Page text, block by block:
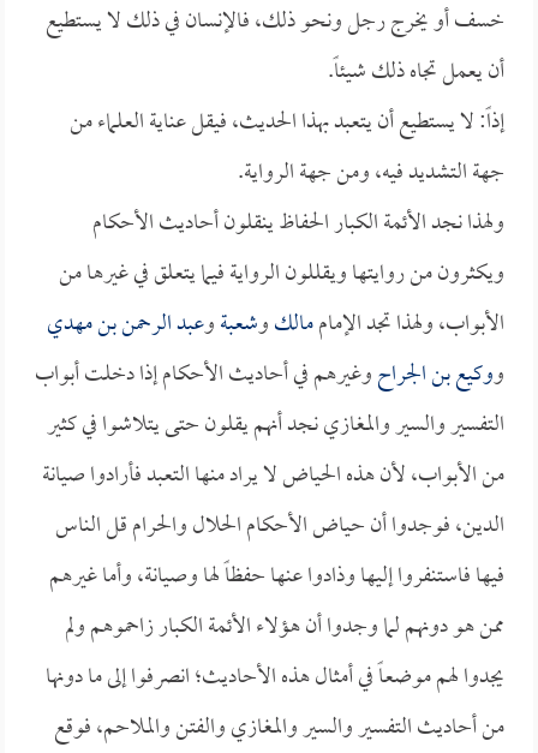
خسف أو يخرج رجل ونحو ذلك، فالإنسان في ذلك لا يستطيع
أن يعمل تجاه ذلك شيئاً.
إذاً: لا يستطيع أن يتعبد بهذا الحديث، فيقل عناية العلماء من
جهة التشديد فيه، ومن جهة الرواية.
ولهذا نجد الأئمة الكبار الحفاظ ينقلون أحاديث الأحكام
ويكثرون من روايتها ويقللون الرواية فيما يتعلق في غيرها من
الأبواب، ولهذا تجد الإماممالكوشعبةوعبد الرحمن بن مهدي
ووكيع بن الجراحوغيرهم في أحاديث الأحكام إذا دخلت أبواب
التفسير والسير والمغازي نجد أنهم يقلون حتى يتلاشوا في كثير
من الأبواب، لأن هذه الحياض لا يراد منها التعبد فأرادوا صيانة
الدين، فوجدوا أن حياض الأحكام الحلال والحرام قل الناس
فيها فاستنفروا إليها وذادوا عنها حفظاً لها وصيانة، وأما غيرهم
ممن هو دونهم لما وجدوا أن هؤلاء الأئمة الكبار زاحموهم ولم
يجدوا لهم موضعاً في أمثال هذه الأحاديث؛ انصرفوا إلى ما دونها
من أحاديث التفسير والسير والمغازي والفتن والملاحم، فوقع